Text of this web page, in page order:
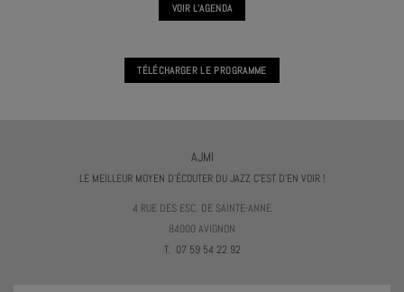
VOIR L'AGENDA
TÉLÉCHARGER LE PROGRAMME
AJMI
LE MEILLEUR MOYEN D'ÉCOUTER DU JAZZ C'EST D'EN VOIR !
4 RUE DES ESC. DE SAINTE-ANNE
84000 AVIGNON
T. 07 59 54 22 92